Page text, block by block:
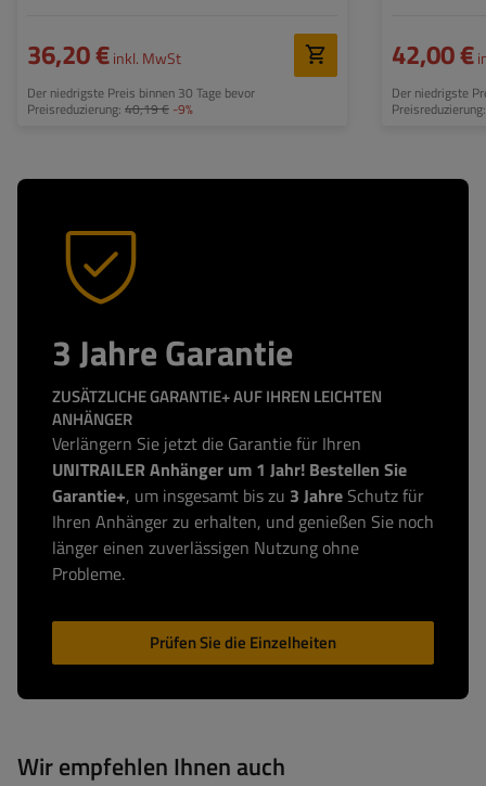
36,20 €inkl. MwSt
Der niedrigste Preis binnen 30 Tage bevor
Preisreduzierung: 40,19 € -9%
42,00 €
Der niedrigste
3 Jahre Garantie
ZUSÄTZLICHE GARANTIE+ AUF IHREN LEICHTEN
ANHÄNGER
Verlängern Sie jetzt die Garantie für Ihren
UNITRAILER Anhänger um 1 Jahr! Bestellen Sie
Garantie+, um insgesamt bis zu 3 Jahre Schutz für
Ihren Anhänger zu erhalten, und genießen Sie noch
länger einen zuverlässigen Nutzung ohne
Probleme.
Prüfen Sie die Einzelheiten
Wir empfehlen Ihnen auch